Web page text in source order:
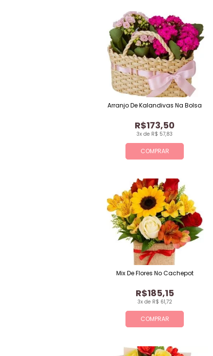
COMPRAR
3x de R$ 57,83
R$173,50
Arranjo De Kalandivas Na Bolsa
COMPRAR
3x de R$ 61,72
R$185,15
Mix De Flores No Cachepot